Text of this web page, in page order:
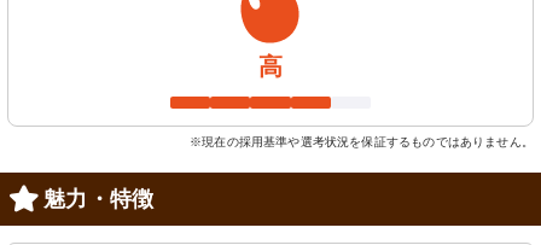
高
※現在の採用基準や選考状況を保証するものではありません。
魅力・特徴